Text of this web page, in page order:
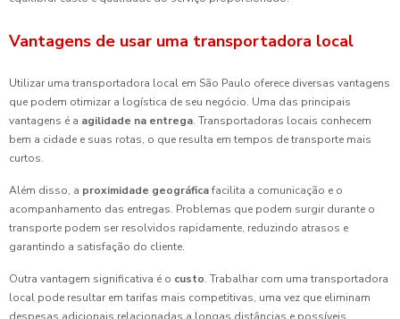
Vantagens de usar uma transportadora local
Utilizar uma transportadora local em São Paulo oferece diversas vantagens
que podem otimizar a logística de seu negócio. Uma das principais
vantagens é a agilidade na entrega. Transportadoras locais conhecem
bem a cidade e suas rotas, o que resulta em tempos de transporte mais
curtos.
Além disso, a proximidade geográficafacilita a comunicação e o
acompanhamento das entregas. Problemas que podem surgir durante o
transporte podem ser resolvidos rapidamente, reduzindo atrasos e
garantindo a satisfação do cliente.
Outra vantagem significativa é o custo. Trabalhar com uma transportadora
local pode resultar em tarifas mais competitivas, uma vez que eliminam